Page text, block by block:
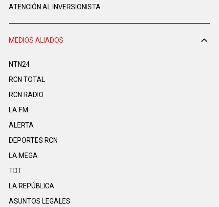
ATENCIÓN AL INVERSIONISTA
MEDIOS ALIADOS
NTN24
RCN TOTAL
RCN RADIO
LA F.M.
ALERTA
DEPORTES RCN
LA MEGA
TDT
LA REPÚBLICA
ASUNTOS LEGALES